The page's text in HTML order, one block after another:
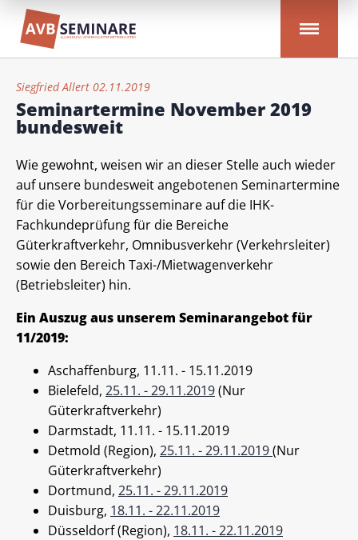
Siegfried Allert 02.11.2019
Seminartermine November 2019
bundesweit
Wie gewohnt, weisen wir an dieser Stelle auch wieder
auf unsere bundesweit angebotenen Seminartermine
für die Vorbereitungsseminare auf die IHK-
Fachkundeprüfung für die Bereiche
Güterkraftverkehr, Omnibusverkehr (Verkehrsleiter)
sowie den Bereich Taxi-/Mietwagenverkehr
(Betriebsleiter) hin.
Ein Auszug aus unserem Seminarangebot für
11/2019:
Aschaffenburg, 11.11. - 15.11.2019
Bielefeld, 25.11. - 29.11.2019(Nur
Güterkraftverkehr)
Darmstadt, 11.11. - 15.11.2019
Detmold (Region), 25.11. - 29.11.2019(Nur
Güterkraftverkehr)
Dortmund, 25.11. - 29.11.2019
Duisburg, 18.11. - 22.11.2019
Düsseldorf (Region), 18.11. - 22.11.2019